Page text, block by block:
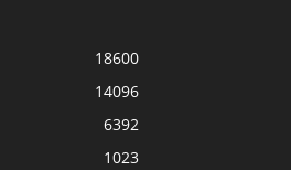
18600
14096
6392
1023